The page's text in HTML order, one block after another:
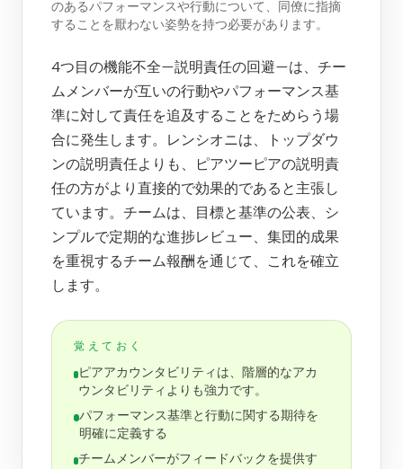
のあるパフォーマンスや行動について、同僚に指摘
することを厭わない姿勢を持つ必要があります。
4つ目の機能不全—説明責任の回避—は、チー
ムメンバーが互いの行動やパフォーマンス基
準に対して責任を追及することをためらう場
合に発生します。レンシオニは、トップダウ
ンの説明責任よりも、ピアツーピアの説明責
任の方がより直接的で効果的であると主張し
ています。チームは、目標と基準の公表、シ
ンプルで定期的な進捗レビュー、集団的成果
を重視するチーム報酬を通じて、これを確立
します。
覚えておく
ピアアカウンタビリティは、階層的なアカ
ウンタビリティよりも強力です。
パフォーマンス基準と行動に関する期待を
明確に定義する
チームメンバーがフィードバックを提供す